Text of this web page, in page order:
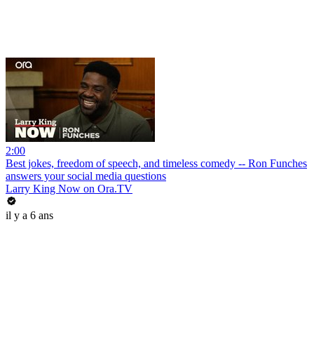
2:00
Best jokes, freedom of speech, and timeless comedy -- Ron Funches
answers your social media questions
Larry King Now on Ora.TV
il y a 6 ans